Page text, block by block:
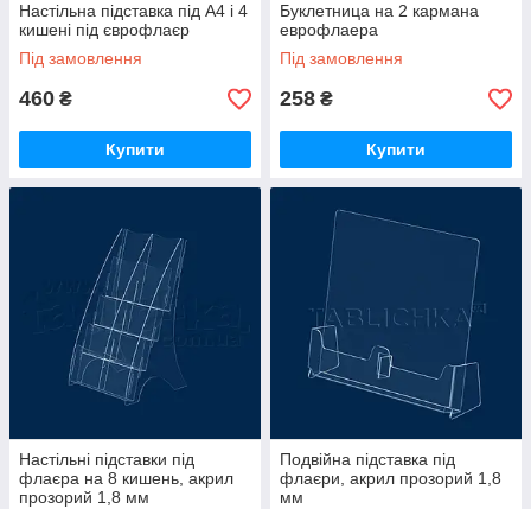
Настільна підставка під А4 і 4
кишені під єврофлаєр
Під замовлення
460 ₴
Купити
Буклетница на 2 кармана
еврофлаера
Під замовлення
258 ₴
Купити
Настільні підставки під
флаєра на 8 кишень, акрил
прозорий 1,8 мм
Подвійна підставка під
флаєри, акрил прозорий 1,8
мм